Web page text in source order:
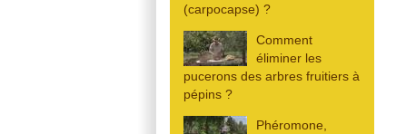
(carpocapse) ?
Comment
éliminer les
pucerons des arbres fruitiers à
pépins ?
Phéromone,